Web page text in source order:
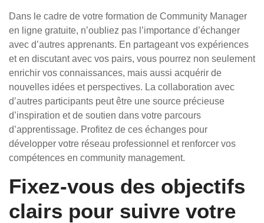
Dans le cadre de votre formation de Community Manager
en ligne gratuite, n’oubliez pas l’importance d’échanger
avec d’autres apprenants. En partageant vos expériences
et en discutant avec vos pairs, vous pourrez non seulement
enrichir vos connaissances, mais aussi acquérir de
nouvelles idées et perspectives. La collaboration avec
d’autres participants peut être une source précieuse
d’inspiration et de soutien dans votre parcours
d’apprentissage. Profitez de ces échanges pour
développer votre réseau professionnel et renforcer vos
compétences en community management.
Fixez-vous des objectifs
clairs pour suivre votre